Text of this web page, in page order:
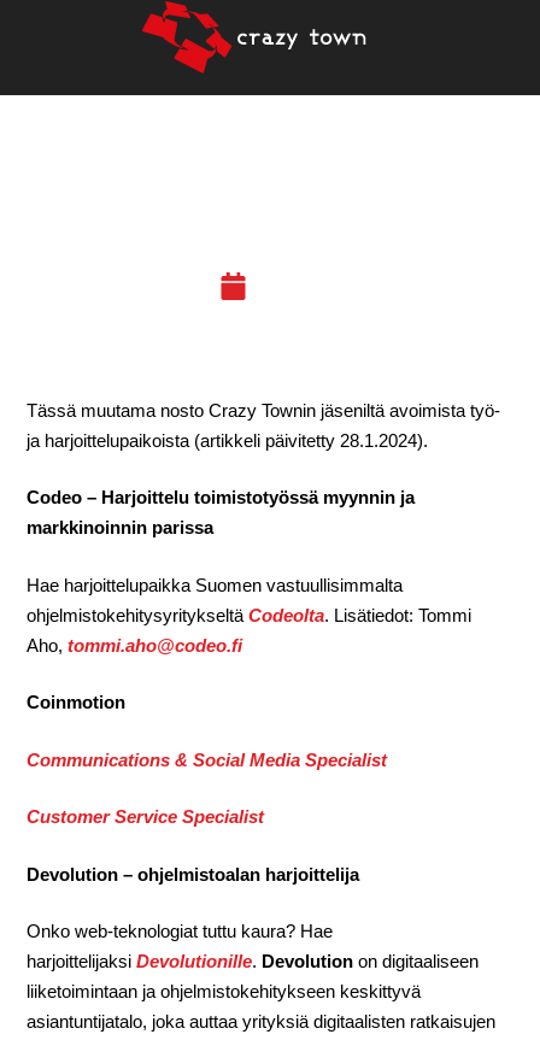
Tässä muutama nosto Crazy Townin jäseniltä avoimista työ-
ja harjoittelupaikoista (artikkeli päivitetty 28.1.2024).
Codeo – Harjoittelu toimistotyössä myynnin ja
markkinoinnin parissa
Hae harjoittelupaikka Suomen vastuullisimmalta
ohjelmistokehitysyritykseltäCodeolta. Lisätiedot: Tommi
Aho,tommi.aho@codeo.fi
Coinmotion
Communications & Social Media Specialist
Customer Service Specialist
Devolution – ohjelmistoalan harjoittelija
Onko web-teknologiat tuttu kaura? Hae
harjoittelijaksiDevolutionille. Devolution on digitaaliseen
liiketoimintaan ja ohjelmistokehitykseen keskittyvä
asiantuntijatalo, joka auttaa yrityksiä digitaalisten ratkaisujen